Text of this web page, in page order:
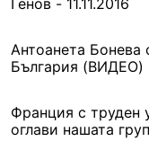
Генов - 11.11.2016
Антоанета Бонева
България (ВИДЕО)
Франция с труден
оглави нашата